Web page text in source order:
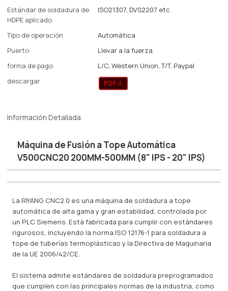
Estándar de soldadura de
HDPE aplicado
ISO21307, DVS2207 etc
Tipo de operación
Automática
Puerto
Llevar a la fuerza
forma de pago
L/C, Western Union, T/T, Paypal
descargar
Información Detallada
Máquina de Fusión a Tope Automática
V500CNC20 200MM-500MM (8" IPS - 20" IPS)
La RIYANG CNC2.0 es una máquina de soldadura a tope
automática de alta gama y gran estabilidad, controlada por
un PLC Siemens. Está fabricada para cumplir con estándares
rigurosos, incluyendo la norma ISO 12176-1 para soldadura a
tope de tuberías termoplásticas y la Directiva de Maquinaria
de la UE 2006/42/CE.
El sistema admite estándares de soldadura preprogramados
que cumplen con las principales normas de la industria, como